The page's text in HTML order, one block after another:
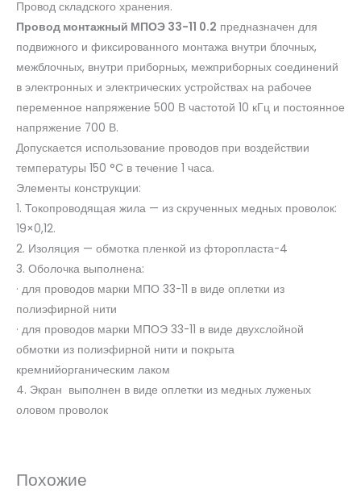
Провод складского хранения.
Провод монтажный МПОЭ 33-11 0.2 предназначен для
подвижного и фиксированного монтажа внутри блочных,
межблочных, внутри приборных, межприборных соединений
в электронных и электрических устройствах на рабочее
переменное напряжение 500 В частотой 10 кГц и постоянное
напряжение 700 В.
Допускается использование проводов при воздействии
температуры 150 °С в течение 1 часа.
Элементы конструкции:
1. Токопроводящая жила — из скрученных медных проволок:
19×0,12.
2. Изоляция — обмотка пленкой из фторопласта-4
3. Оболочка выполнена:
· для проводов марки МПО 33-11 в виде оплетки из
полиэфирной нити
· для проводов марки МПОЭ 33-11 в виде двухслойной
обмотки из полиэфирной нити и покрыта
кремнийорганическим лаком
4. Экран выполнен в виде оплетки из медных луженых
оловом проволок
Похожие